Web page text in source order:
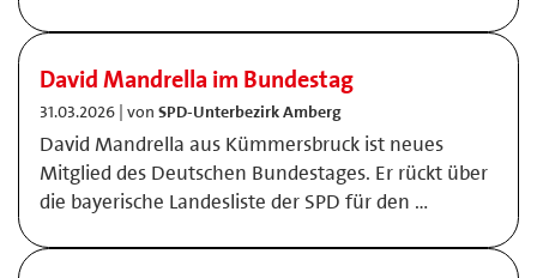
David Mandrella im Bundestag
31.03.2026 | von SPD-Unterbezirk Amberg
David Mandrella aus Kümmersbruck ist neues
Mitglied des Deutschen Bundestages. Er rückt über
die bayerische Landesliste der SPD für den …